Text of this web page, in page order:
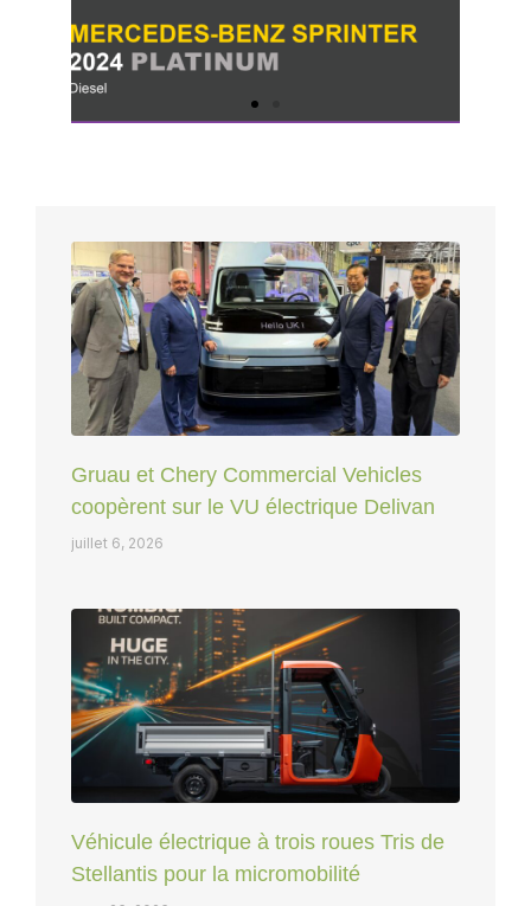
Gruau et Chery Commercial Vehicles
coopèrent sur le VU électrique Delivan
juillet 6, 2026
Véhicule électrique à trois roues Tris de
Stellantis pour la micromobilité